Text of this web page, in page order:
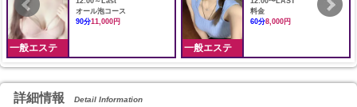
一般エステ
オール泡コース
90分11,000円
一般エステ
料金
60分8,000円
詳細情報 Detail Information